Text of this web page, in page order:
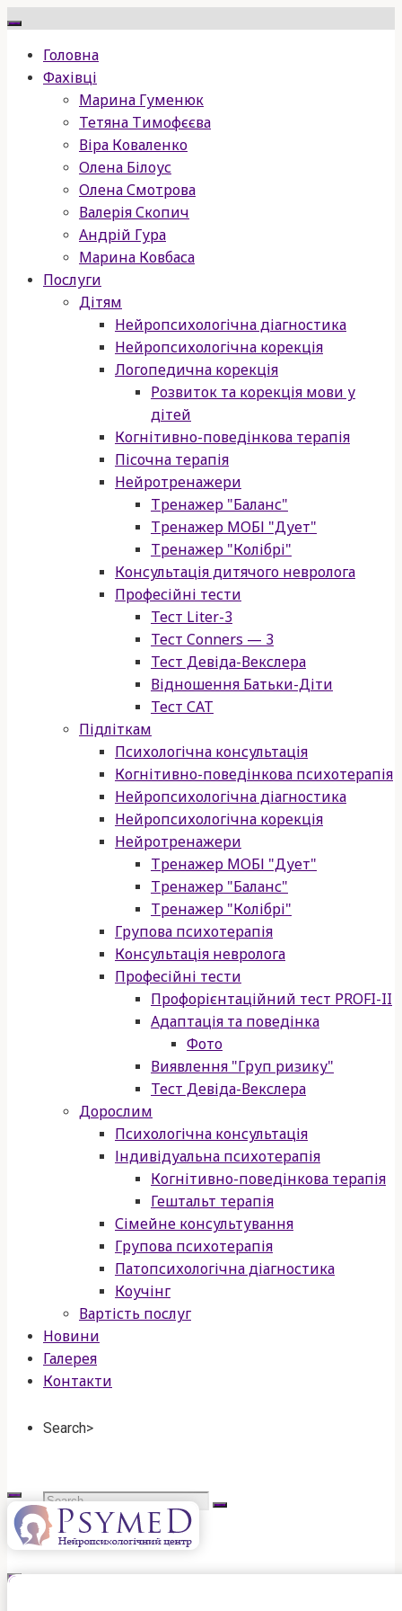
Skip
contentГоловна
Фахівці
Марина Гуменюк
Тетяна Тимофєєва
Віра Коваленко
Олена Білоус
Олена Смотрова
Валерія Скопич
Андрій Гура
Марина Ковбаса
Послуги
Дітям
Нейропсихологічна діагностика
Нейропсихологічна корекція
Логопедична корекція
Розвиток та корекція мови у
дітей
Когнітивно-поведінкова терапія
Пісочна терапія
Нейротренажери
Тренажер "Баланс"
Тренажер МОБІ "Дует"
Тренажер "Колібрі"
Консультація дитячого невролога
Професійні тести
Тест Liter-3
Тест Conners — 3
Тест Девіда-Векслера
Відношення Батьки-Діти
Тест САТ
Підліткам
Психологічна консультація
Когнітивно-поведінкова психотерапія
Нейропсихологічна діагностика
Нейропсихологічна корекція
Нейротренажери
Тренажер МОБІ "Дует"
Тренажер "Баланс"
Тренажер "Колібрі"
Групова психотерапія
Консультація невролога
Професійні тести
Профорієнтаційний тест PROFI-II
Адаптація та поведінка
Фото
Виявлення "Груп ризику"
Тест Девіда-Векслера
Дорослим
Психологічна консультація
Індивідуальна психотерапія
Когнітивно-поведінкова терапія
Гештальт терапія
Сімейне консультування
Групова психотерапія
Патопсихологічна діагностика
Коучінг
Вартість послуг
Новини
Галерея
Контакти
Search>
Search
for:
psymed